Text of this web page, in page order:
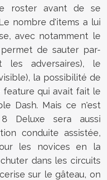
roster avant de se
nombre d'items a lui
avec notamment le
de sauter par-
les adversaires), le
la possibilité de
feature qui avait fait le
Dash. Mais ce n'est
Deluxe sera aussi
conduite assistée,
les novices en la
dans les circuits
sur le gâteau, on